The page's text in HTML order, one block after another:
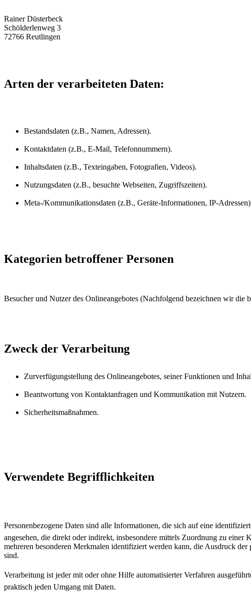
Rainer Düsterbeck
Schölderlenweg 3
72766 Reutlingen
Arten der verarbeiteten Daten:
Bestandsdaten (z.B., Namen, Adressen).
Kontaktdaten (z.B., E-Mail, Telefonnummern).
Inhaltsdaten (z.B., Texteingaben, Fotografien, Videos).
Nutzungsdaten (z.B., besuchte Webseiten, Zugriffszeiten).
Meta-/Kommunikationsdaten (z.B., Geräte-Informationen, IP-
Kategorien betroffener Personen
Besucher und Nutzer des Onlineangebotes (Nachfolgend bezeichnen wir die
Zweck der Verarbeitung
Zurverfügungstellung des Onlineangebotes, seiner Funktionen und
Beantwortung von Kontaktanfragen und Kommunikation mit Nutzern.
Sicherheitsmaßnahmen.
Verwendete Begrifflichkeiten
Personenbezogene Daten sind alle Informationen, die sich auf eine
angesehen, die direkt oder indirekt, insbesondere mittels Zuordnung zu
mehreren besonderen Merkmalen identifiziert werden kann, die Ausdruck
sind.
Verarbeitung ist jeder mit oder ohne Hilfe automatisierter Verfahren
praktisch jeden Umgang mit Daten.